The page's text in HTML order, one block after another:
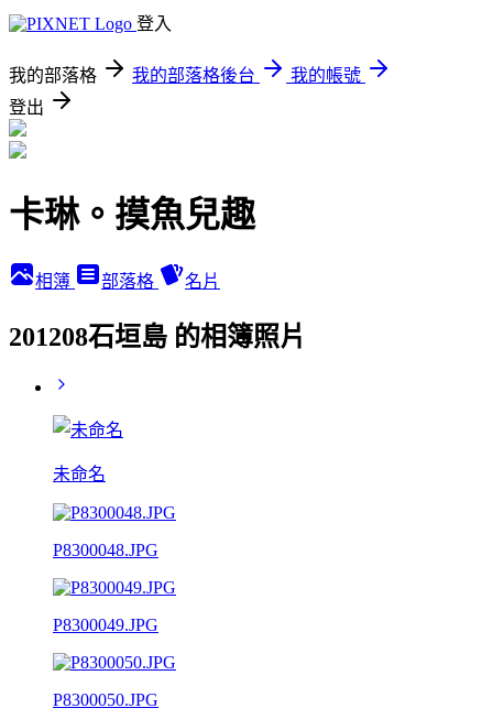
登入
我的部落格 我的部落格後台
我的帳號
登出
卡琳。摸魚兒趣
相簿 部落格 名片
201208石垣島 的相簿照片
未命名
P8300048.JPG
P8300049.JPG
P8300050.JPG